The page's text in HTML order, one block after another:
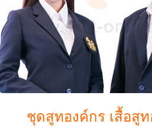
ชุดสูทองค์กร เสื้อสู